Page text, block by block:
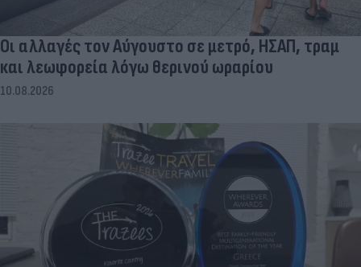
Οι αλλαγές τον Αύγουστο σε μετρό, ΗΣΑΠ, τραμ
και λεωφορεία λόγω θερινού ωραρίου
10.08.2026